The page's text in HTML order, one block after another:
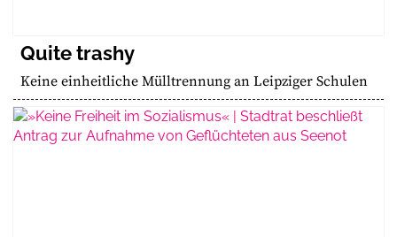
Quite trashy
Keine einheitliche Mülltrennung an Leipziger Schulen